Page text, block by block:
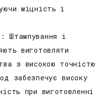
міцність і
: Штампування і
виготовляти
з високою точністю
забезпечує високу
при виготовленні